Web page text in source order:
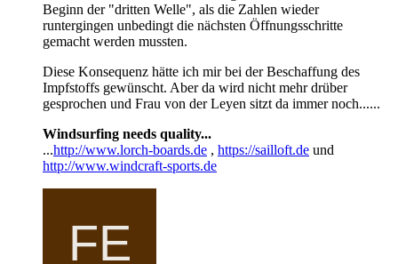
Beginn der "dritten Welle", als die Zahlen wieder
runtergingen unbedingt die nächsten Öffnungsschritte
gemacht werden mussten.
Diese Konsequenz hätte ich mir bei der Beschaffung des
Impfstoffs gewünscht. Aber da wird nicht mehr drüber
gesprochen und Frau von der Leyen sitzt da immer noch......
Windsurfing needs quality...
...http://www.lorch-boards.de , https://sailloft.de und
http://www.windcraft-sports.de